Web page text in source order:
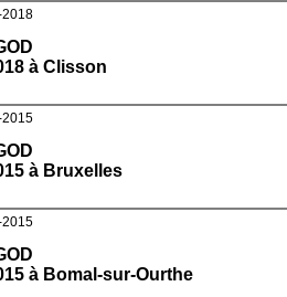
à Clisson
à Bruxelles
2015
à Bomal-sur-Ourthe